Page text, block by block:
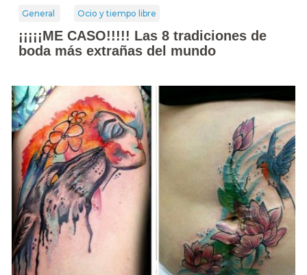
General Ocio y tiempo libre
¡¡¡¡¡ME CASO!!!!! Las 8 tradiciones de
boda más extrañas del mundo